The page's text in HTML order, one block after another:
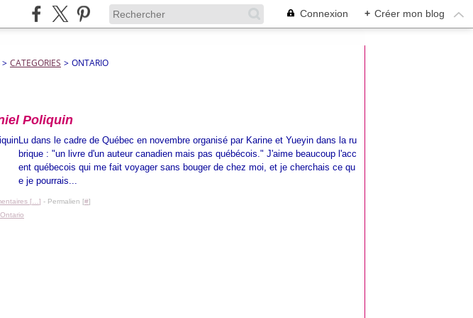
Connexion + Créer mon blog
> CATEGORIES > ONTARIO
Poliquin
Lu dans le cadre de Québec en novembre organisé par Karine et Yueyin dans la ru
brique : "un livre d'un auteur canadien mais pas québécois." J'aime beaucoup l'acc
ent québecois qui me fait voyager sans bouger de chez moi, et je cherchais ce qu
e je pourrais...
[ ] - Permalien [#]
Ontario